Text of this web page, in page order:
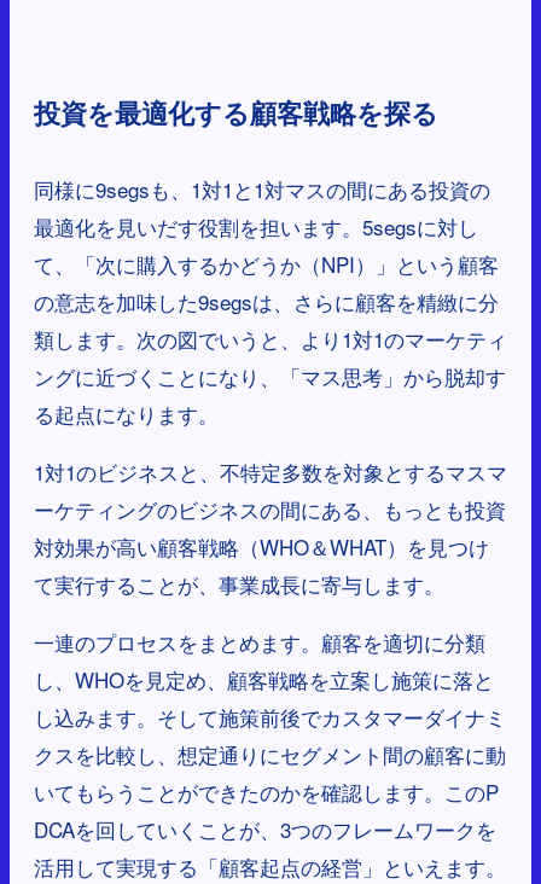
投資を最適化する顧客戦略を探る
同様に9segsも、1対1と1対マスの間にある投資の
最適化を見いだす役割を担います。5segsに対し
て、「次に購入するかどうか（NPI）」という顧客
の意志を加味した9segsは、さらに顧客を精緻に分
類します。次の図でいうと、より1対1のマーケティ
ングに近づくことになり、「マス思考」から脱却す
る起点になります。
1対1のビジネスと、不特定多数を対象とするマスマ
ーケティングのビジネスの間にある、もっとも投資
対効果が高い顧客戦略（WHO＆WHAT）を見つけ
て実行することが、事業成長に寄与します。
一連のプロセスをまとめます。顧客を適切に分類
し、WHOを見定め、顧客戦略を立案し施策に落と
し込みます。そして施策前後でカスタマーダイナミ
クスを比較し、想定通りにセグメント間の顧客に動
いてもらうことができたのかを確認します。このP
DCAを回していくことが、3つのフレームワークを
活用して実現する「顧客起点の経営」といえます。